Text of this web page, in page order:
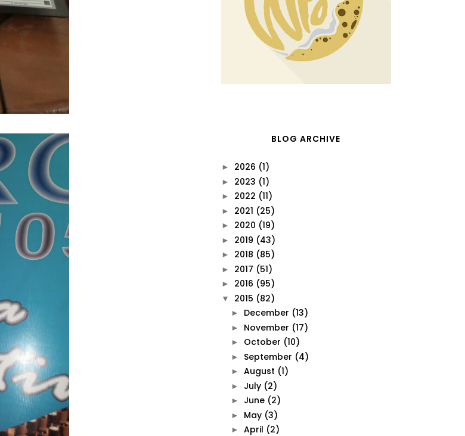
BLOG ARCHIVE
► 2026 (1)
► 2023 (1)
► 2022 (11)
► 2021 (25)
► 2020 (19)
► 2019 (43)
► 2018 (85)
► 2017 (51)
► 2016 (95)
▼ 2015 (82)
► December (13)
► November (17)
► October (10)
► September (4)
► August (1)
► July (2)
► June (2)
► May (3)
► April (2)